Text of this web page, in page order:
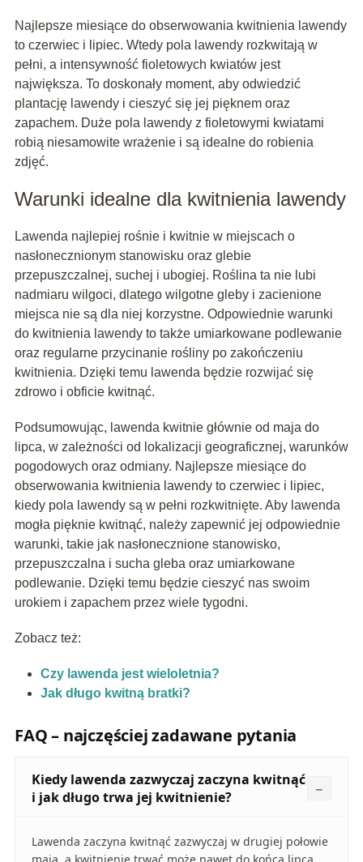
Najlepsze miesiące do obserwowania kwitnienia lawendy
to czerwiec i lipiec. Wtedy pola lawendy rozkwitają w
pełni, a intensywność fioletowych kwiatów jest
największa. To doskonały moment, aby odwiedzić
plantację lawendy i cieszyć się jej pięknem oraz
zapachem. Duże pola lawendy z fioletowymi kwiatami
robią niesamowite wrażenie i są idealne do robienia
zdjęć.
Warunki idealne dla kwitnienia lawendy
Lawenda najlepiej rośnie i kwitnie w miejscach o
nasłonecznionym stanowisku oraz glebie
przepuszczalnej, suchej i ubogiej. Roślina ta nie lubi
nadmiaru wilgoci, dlatego wilgotne gleby i zacienione
miejsca nie są dla niej korzystne. Odpowiednie warunki
do kwitnienia lawendy to także umiarkowane podlewanie
oraz regularne przycinanie rośliny po zakończeniu
kwitnienia. Dzięki temu lawenda będzie rozwijać się
zdrowo i obficie kwitnąć.
Podsumowując, lawenda kwitnie głównie od maja do
lipca, w zależności od lokalizacji geograficznej, warunków
pogodowych oraz odmiany. Najlepsze miesiące do
obserwowania kwitnienia lawendy to czerwiec i lipiec,
kiedy pola lawendy są w pełni rozkwitnięte. Aby lawenda
mogła pięknie kwitnąć, należy zapewnić jej odpowiednie
warunki, takie jak nasłonecznione stanowisko,
przepuszczalna i sucha gleba oraz umiarkowane
podlewanie. Dzięki temu będzie cieszyć nas swoim
urokiem i zapachem przez wiele tygodni.
Zobacz też:
Czy lawenda jest wieloletnia?
Jak długo kwitną bratki?
FAQ – najczęściej zadawane pytania
Kiedy lawenda zazwyczaj zaczyna kwitnąć
i jak długo trwa jej kwitnienie?
Lawenda zaczyna kwitnąć zazwyczaj w drugiej połowie
maja, a kwitnienie trwać może nawet do końca lipca.